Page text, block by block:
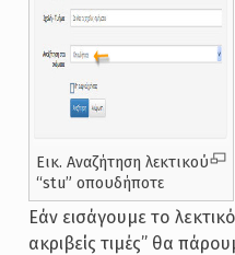
Εικ. Αναζήτηση λεκτικού
“stu” οπουδήποτε
Εάν εισάγουμε το
ακριβείς τιμές” θα